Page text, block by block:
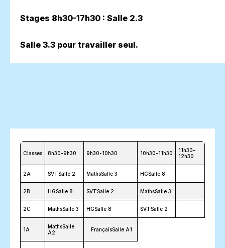
Stages 8h30-17h30 : Salle 2.3
Salle 3.3 pour travailler seul.
Classes 8h30-9h30 9h30-10h30 10h30-11h30
11h30-
12h30
2A SVTSalle 2 MathsSalle 3 HGSalle 8
2B HGSalle 8 SVTSalle 2 MathsSalle 3
2C MathsSalle 3 HGSalle 8 SVTSalle 2
1A
MathsSalle
A2
FrançaisSalle A1